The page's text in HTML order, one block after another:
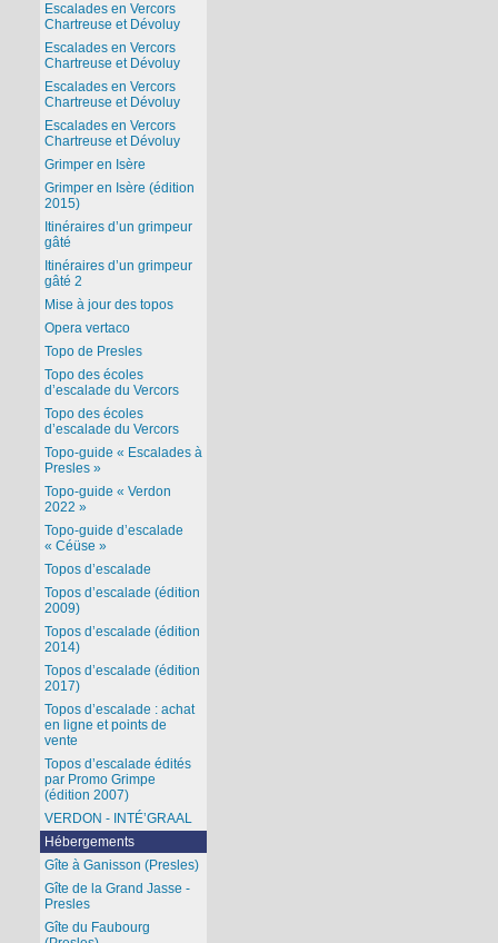
Escalades en Vercors
Chartreuse et Dévoluy
Escalades en Vercors
Chartreuse et Dévoluy
Escalades en Vercors
Chartreuse et Dévoluy
Escalades en Vercors
Chartreuse et Dévoluy
Grimper en Isère
Grimper en Isère (édition
2015)
Itinéraires d’un grimpeur
gâté
Itinéraires d’un grimpeur
gâté 2
Mise à jour des topos
Opera vertaco
Topo de Presles
Topo des écoles
d’escalade du Vercors
Topo des écoles
d’escalade du Vercors
Topo-guide « Escalades à
Presles »
Topo-guide « Verdon
2022 »
Topo-guide d’escalade
« Céüse »
Topos d’escalade
Topos d’escalade (édition
2009)
Topos d’escalade (édition
2014)
Topos d’escalade (édition
2017)
Topos d’escalade : achat
en ligne et points de
vente
Topos d’escalade édités
par Promo Grimpe
(édition 2007)
VERDON - INTÉ’GRAAL
Hébergements
Gîte à Ganisson (Presles)
Gîte de la Grand Jasse -
Presles
Gîte du Faubourg